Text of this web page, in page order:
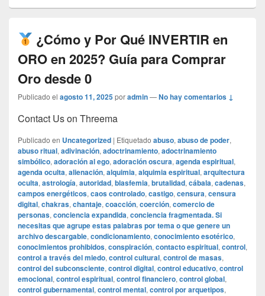
¿Cómo y Por Qué INVERTIR en
ORO en 2025? Guía para Comprar
Oro desde 0
Publicado el agosto 11, 2025poradmin—No hay comentarios ↓
Contact Us on Threema
Publicado en Uncategorized | Etiquetado abuso, abuso de poder,
abuso ritual, adivinación, adoctrinamiento, adoctrinamiento
simbólico, adoración al ego, adoración oscura, agenda espiritual,
agenda oculta, alienación, alquimia, alquimia espiritual, arquitectura
oculta, astrología, autoridad, blasfemia, brutalidad, cábala, cadenas,
campos energéticos, caos controlado, castigo, censura, censura
digital, chakras, chantaje, coacción, coerción, comercio de
personas, conciencia expandida, conciencia fragmentada. Si
necesitas que agrupe estas palabras por tema o que genere un
archivo descargable, condicionamiento, conocimiento esotérico,
conocimientos prohibidos, conspiración, contacto espiritual, control,
control a través del miedo, control cultural, control de masas,
control del subconsciente, control digital, control educativo, control
emocional, control espiritual, control financiero, control global,
control gubernamental, control mental, control por arquetipos,